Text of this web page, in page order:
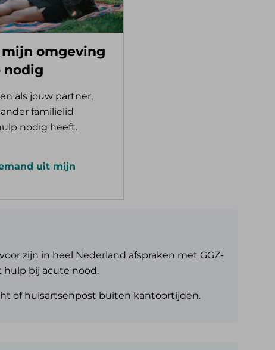
omgeving
nodig
als jouw partner,
familielid
nodig heeft.
uit mijn
zijn in heel Nederland afspraken met GGZ-
hulp bij acute nood.
of huisartsenpost buiten kantoortijden.